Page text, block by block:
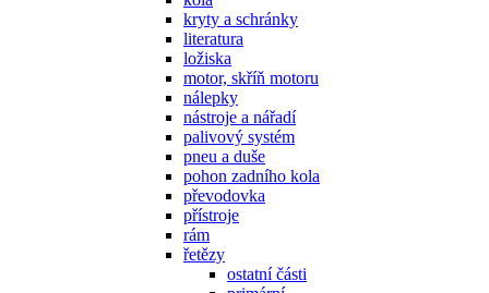
kryty a schránky
literatura
ložiska
motor, skříň motoru
nálepky
nástroje a nářadí
palivový systém
pneu a duše
pohon zadního kola
převodovka
přístroje
rám
řetězy
ostatní části